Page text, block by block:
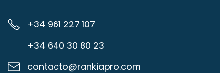
+34 961 227 107
+34 640 30 80 23
contacto@rankiapro.com